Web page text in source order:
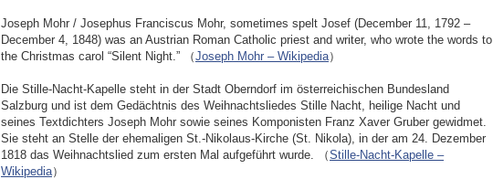
Joseph Mohr / Josephus Franciscus Mohr, sometimes spelt Josef (December 11, 1792 –
December 4, 1848) was an Austrian Roman Catholic priest and writer, who wrote the words to
the Christmas carol “Silent Night.” （Joseph Mohr – Wikipedia）
Die Stille-Nacht-Kapelle steht in der Stadt Oberndorf im österreichischen Bundesland
Salzburg und ist dem Gedächtnis des Weihnachtsliedes Stille Nacht, heilige Nacht und
seines Textdichters Joseph Mohr sowie seines Komponisten Franz Xaver Gruber gewidmet.
Sie steht an Stelle der ehemaligen St.-Nikolaus-Kirche (St. Nikola), in der am 24. Dezember
1818 das Weihnachtslied zum ersten Mal aufgeführt wurde. （Stille-Nacht-Kapelle –
Wikipedia）